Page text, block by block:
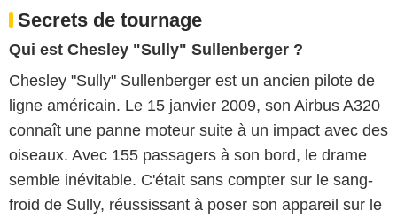
Secrets de tournage
Qui est Chesley "Sully" Sullenberger ?
Chesley "Sully" Sullenberger est un ancien pilote de
ligne américain. Le 15 janvier 2009, son Airbus A320
connaît une panne moteur suite à un impact avec des
oiseaux. Avec 155 passagers à son bord, le drame
semble inévitable. C'était sans compter sur le sang-
froid de Sully, réussissant à poser son appareil sur le